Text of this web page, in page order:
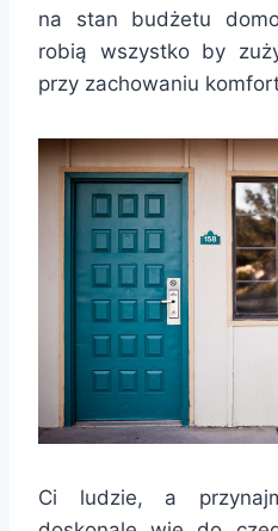
na stan budżetu
robią wszystko by
przy zachowaniu
Ci ludzie, a